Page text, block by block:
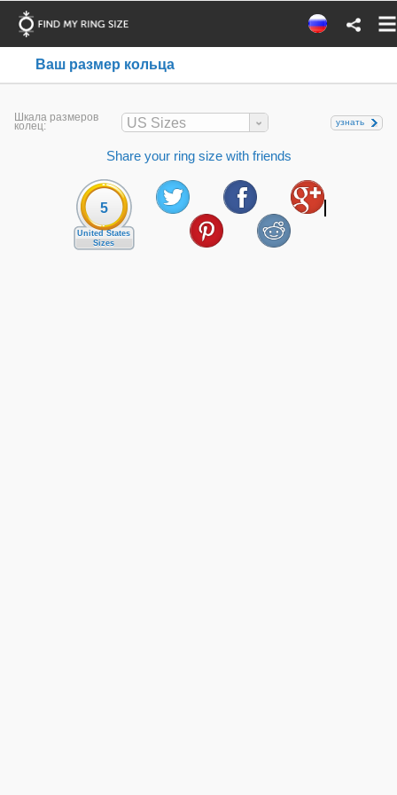
Ваш размер кольца
Шкала размеров
колец: US Sizes узнать
Share your ring size with friends
5
United States
Sizes